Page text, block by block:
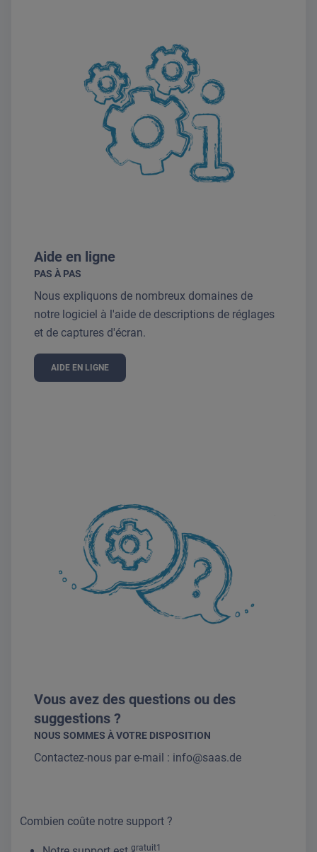
Aide en ligne
PAS À PAS
Nous expliquons de nombreux domaines de
notre logiciel à l'aide de descriptions de réglages
et de captures d'écran.
AIDE EN LIGNE
Vous avez des questions ou des
suggestions ?
NOUS SOMMES À VOTRE DISPOSITION
Contactez-nous par e-mail : info@saas.de
Combien coûte notre support ?
gratuit1